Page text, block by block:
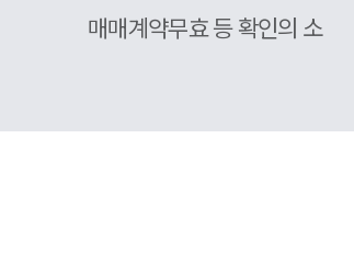
매매계약무효 등 확인의 소